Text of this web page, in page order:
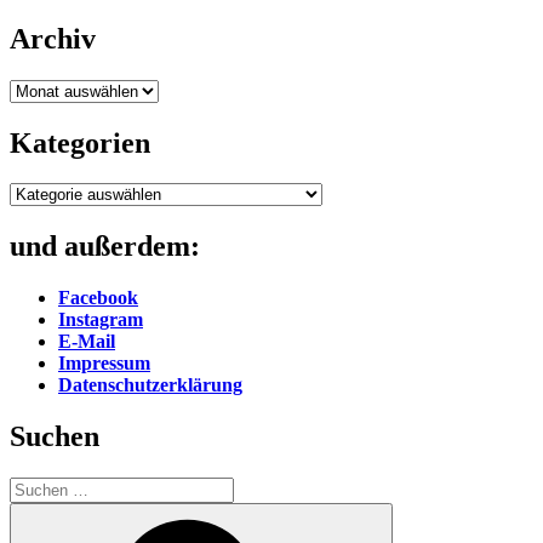
Archiv
Archiv
Kategorien
Kategorien
und außerdem:
Facebook
Instagram
E-Mail
Impressum
Datenschutzerklärung
Suchen
Suche
nach: